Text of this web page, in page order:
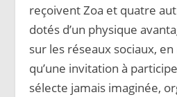
reçoivent Zoa et quatre
dotés d’un physique
sur les réseaux sociaux,
qu’une invitation à
sélecte jamais imaginée,